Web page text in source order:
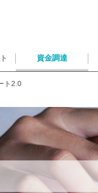
資金調達
ト2.0